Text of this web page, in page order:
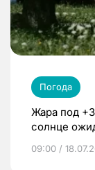
Погода
Жара под
солнце
09:00 /